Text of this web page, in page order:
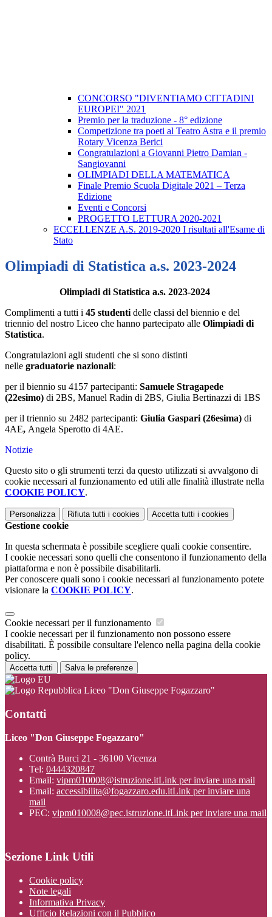
CONCORSO "DIVENTIAMO CITTADINI
EUROPEI" 2021
Premio per la traduzione - 8° edizione
Competizione tra poeti al Teatro Astra e il premio
Rotary Vicenza Berici
Congratulazioni a Giovanni Pietro Damian -
Sangiovanni
OLIMPIADI DELLA MATEMATICA
Finale Premio Scuola Digitale 2021 – Terza
Edizione
Eventi e Concorsi
PROGETTO LETTURA 2020-2021
ECCELLENZE A.S. 2019-2020 I risultati all'Esame di
Stato
Olimpiadi di Statistica a.s. 2023-2024
Olimpiadi di Statistica a.s. 2023-2024
Complimenti a tutti i 45 studenti delle classi del biennio e del
triennio del nostro Liceo che hanno partecipato alle Olimpiadi di
Statistica.
Congratulazioni agli studenti che si sono distinti
nelle graduatorie nazionali:
per il biennio su 4157 partecipanti: Samuele Stragapede
(22esimo) di 2BS, Manuel Radin di 2BS, Giulia Bertinazzi di 1BS
per il triennio su 2482 partecipanti: Giulia Gaspari (26esima) di
4AE, Angela Sperotto di 4AE.
Notizie
Questo sito o gli strumenti terzi da questo utilizzati si avvalgono di
cookie necessari al funzionamento ed utili alle finalità illustrate nella
COOKIE POLICY.
Personalizza Rifiuta tutti i cookies Accetta tutti i cookies
Gestione cookie
In questa schermata è possibile scegliere quali cookie consentire.
I cookie necessari sono quelli che consentono il funzionamento della
piattaforma e non è possibile disabilitarli.
Per conoscere quali sono i cookie necessari al funzionamento potete
visionare la COOKIE POLICY.
Cookie necessari per il funzionamento
I cookie necessari per il funzionamento non possono essere
disabilitati. È possibile consultare l'elenco nella pagina della cookie
policy.
Accetta tutti Salva le preferenze
Liceo "Don Giuseppe Fogazzaro"
Contatti
Liceo "Don Giuseppe Fogazzaro"
Contrà Burci 21 - 36100 Vicenza
Tel: 0444320847
Email: vipm010008@istruzione.itLink per inviare una mail
Email: accessibilita@fogazzaro.edu.itLink per inviare una
mail
PEC: vipm010008@pec.istruzione.itLink per inviare una mail
Sezione Link Utili
Cookie policy
Note legali
Informativa Privacy
Ufficio Relazioni con il Pubblico